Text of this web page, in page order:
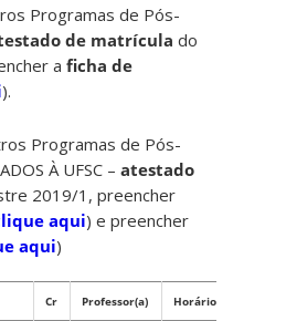
Programas de Pós-
de matrícula do
aficha de
).
Programas de Pós-
À UFSC –atestado
2019/1, preencher
aqui) e preencher
aqui)
Cr Professor(a) Horário